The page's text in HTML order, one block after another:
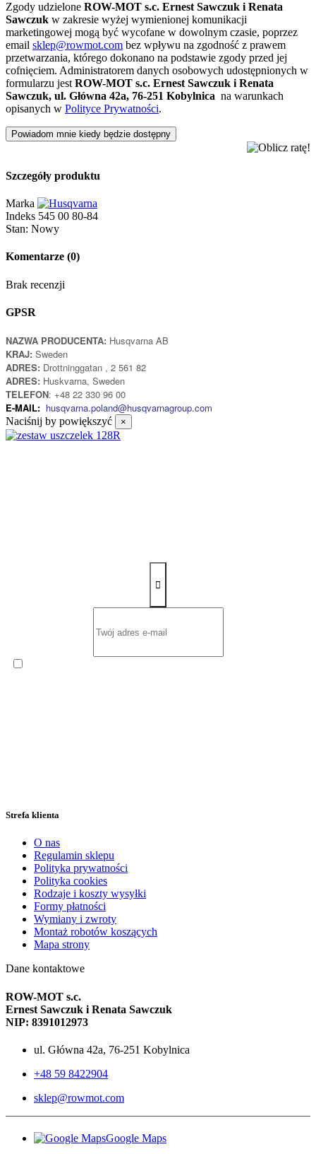
Zgody udzielone ROW-MOT s.c. Ernest Sawczuk i Renata
Sawczuk w zakresie wyżej wymienionej komunikacji
marketingowej mogą być wycofane w dowolnym czasie, poprzez
email sklep@rowmot.com bez wpływu na zgodność z prawem
przetwarzania, którego dokonano na podstawie zgody przed jej
cofnięciem. Administratorem danych osobowych udostępnionych w
formularzu jestROW-MOT s.c. Ernest Sawczuk i Renata
Sawczuk, ul. Główna 42a, 76-251 Kobylnica na warunkach
opisanych w Polityce Prywatności.
Powiadom mnie kiedy będzie dostępny
Szczegóły produktu
Marka
Indeks 545 00 80-84
Stan: Nowy
Komentarze (0)
Brak recenzji
GPSR
NAZWA PRODUCENTA: Husqvarna AB
KRAJ: Sweden
ADRES: Drottninggatan , 2 561 82
ADRES: Huskvarna, Sweden
TELEFON: +48 22 330 96 00
E-MAIL: husqvarna.poland@husqvarnagroup.com
Naciśnij by powiększyć ×
Strefa klienta
O nas
Regulamin sklepu
Polityka prywatności
Polityka cookies
Rodzaje i koszty wysyłki
Formy płatności
Wymiany i zwroty
Montaż robotów koszących
Mapa strony
Dane kontaktowe
ROW-MOT s.c.
Ernest Sawczuk i Renata Sawczuk
NIP: 8391012973
ul. Główna 42a, 76-251 Kobylnica
+48 59 8422904
sklep@rowmot.com
Google Maps